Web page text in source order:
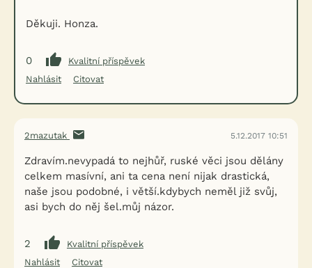
Děkuji. Honza.
0
Kvalitní příspěvek
Nahlásit
Citovat
2mazutak 5.12.2017 10:51
Zdravím.nevypadá to nejhůř, ruské věci jsou dělány
celkem masívní, ani ta cena není nijak drastická,
naše jsou podobné, i větší.kdybych neměl již svůj,
asi bych do něj šel.můj názor.
2
Kvalitní příspěvek
Nahlásit
Citovat